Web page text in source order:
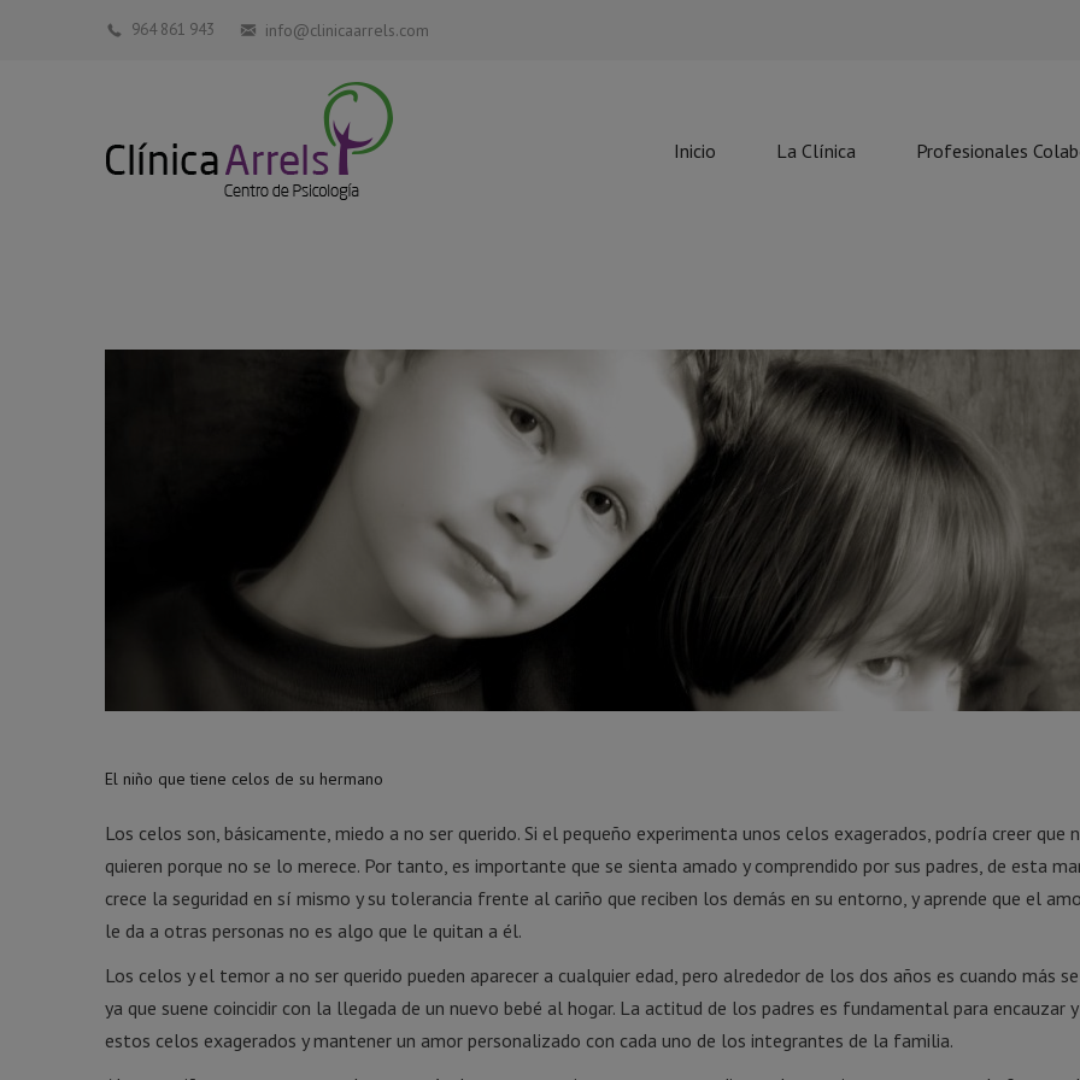
964 861 943 info@clinicaarrels.com
Inicio La Clínica Profesionales
El niño que tiene celos de su hermano
Los celos son, básicamente, miedo a no ser querido. Si el pequeño experimenta unos celos exagerados, podría creer que
quieren porque no se lo merece. Por tanto, es importante que se sienta amado y comprendido por sus padres, de esta
crece la seguridad en sí mismo y su tolerancia frente al cariño que reciben los demás en su entorno, y aprende que el
le da a otras personas no es algo que le quitan a él.
Los celos y el temor a no ser querido pueden aparecer a cualquier edad, pero alrededor de los dos años es cuando más
ya que suene coincidir con la llegada de un nuevo bebé al hogar. La actitud de los padres es fundamental para encauzar
estos celos exagerados y mantener un amor personalizado con cada uno de los integrantes de la familia.